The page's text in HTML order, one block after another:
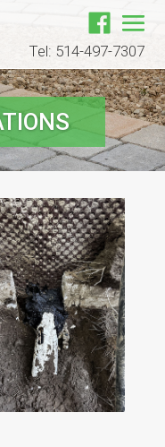
Tel: 514-497-7307